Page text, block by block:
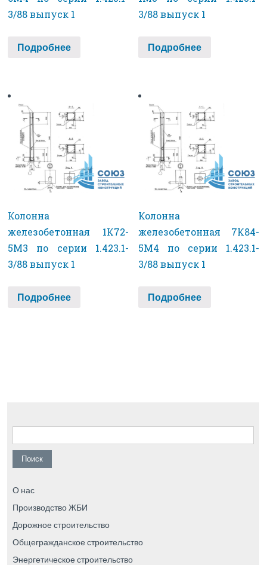
3/88 выпуск 1
Подробнее
3/88 выпуск 1
Подробнее
Колонна
железобетонная 1К72-
5М3 по серии 1.423.1-
3/88 выпуск 1
Подробнее
Колонна
железобетонная 7К84-
5М4 по серии 1.423.1-
3/88 выпуск 1
Подробнее
Найти:
О нас
Производство ЖБИ
Дорожное строительство
Общегражданское строительство
Энергетическое строительство